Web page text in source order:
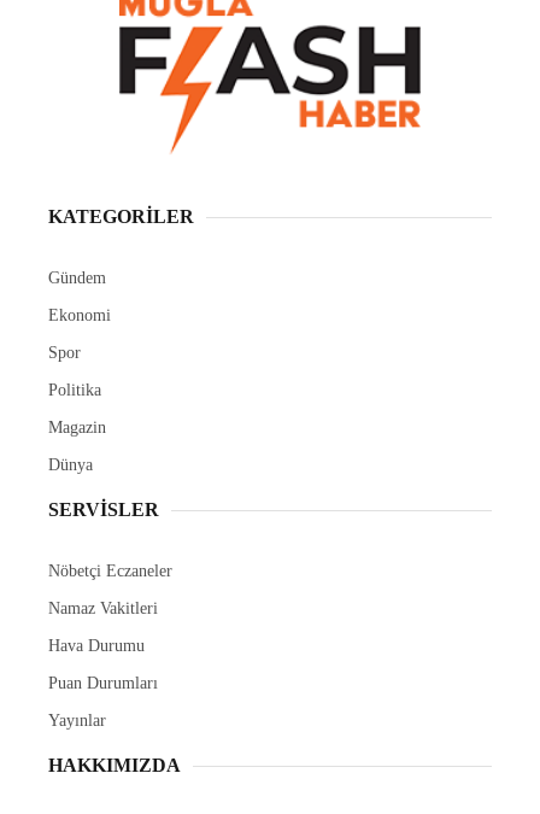
KATEGORİLER
Gündem
Ekonomi
Spor
Politika
Magazin
Dünya
SERVİSLER
Nöbetçi Eczaneler
Namaz Vakitleri
Hava Durumu
Puan Durumları
Yayınlar
HAKKIMIZDA